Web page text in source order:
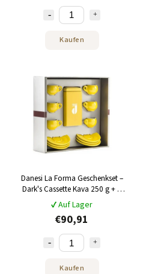
Kaufen
Danesi La Forma Geschenkset –
Dark's Cassette Kava 250 g + 6
Espressotassen und 6
Untertassen – gelb
✔ Auf Lager
€90,91
Kaufen